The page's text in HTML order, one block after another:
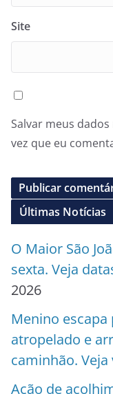
Site
Salvar meus
vez que eu
Últimas Notícias
O Maior São
sexta. Veja
2026
Menino
atropelado e
caminhão. Veja
Ação de